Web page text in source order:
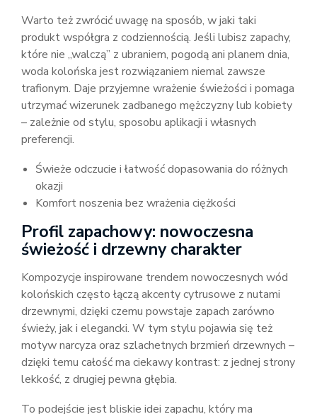
Warto też zwrócić uwagę na sposób, w jaki taki
produkt współgra z codziennością. Jeśli lubisz zapachy,
które nie „walczą” z ubraniem, pogodą ani planem dnia,
woda kolońska jest rozwiązaniem niemal zawsze
trafionym. Daje przyjemne wrażenie świeżości i pomaga
utrzymać wizerunek zadbanego mężczyzny lub kobiety
– zależnie od stylu, sposobu aplikacji i własnych
preferencji.
Świeże odczucie i łatwość dopasowania do różnych
okazji
Komfort noszenia bez wrażenia ciężkości
Profil zapachowy: nowoczesna
świeżość i drzewny charakter
Kompozycje inspirowane trendem nowoczesnych wód
kolońskich często łączą akcenty cytrusowe z nutami
drzewnymi, dzięki czemu powstaje zapach zarówno
świeży, jak i elegancki. W tym stylu pojawia się też
motyw narcyza oraz szlachetnych brzmień drzewnych –
dzięki temu całość ma ciekawy kontrast: z jednej strony
lekkość, z drugiej pewna głębia.
To podejście jest bliskie idei zapachu, który ma